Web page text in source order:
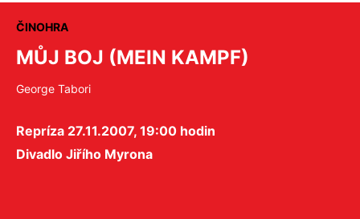
ČINOHRA
MŮJ BOJ (MEIN KAMPF)
George Tabori
Repríza 27.11.2007, 19:00 hodin
Divadlo Jiřího Myrona